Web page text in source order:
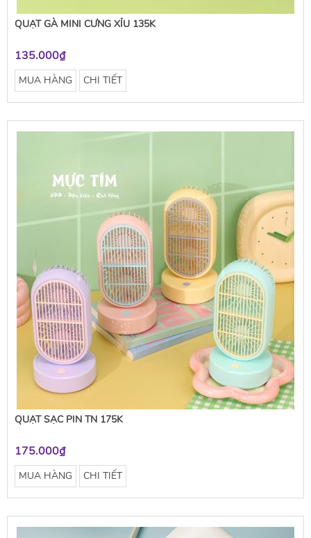
QUẠT GÀ MINI CƯNG XỈU 135K
135.000₫
MUA HÀNG CHI TIẾT
QUẠT SẠC PIN TN 175K
175.000₫
MUA HÀNG CHI TIẾT